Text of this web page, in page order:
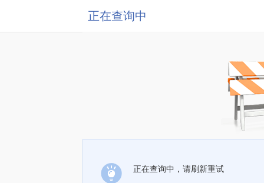
正在查询中
正在查询中，请刷新重试